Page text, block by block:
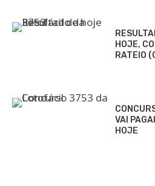
HOJE,
RATEIO
VAI
HOJE